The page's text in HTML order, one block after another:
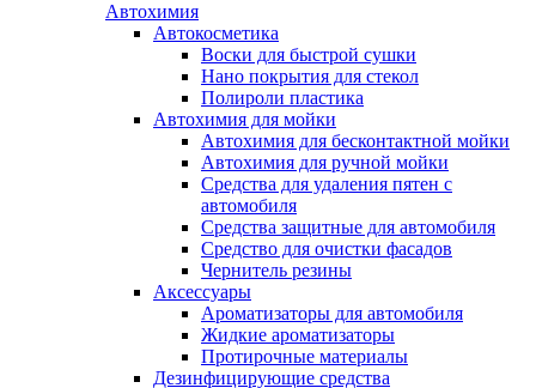
Автохимия
Автокосметика
Воски для быстрой сушки
Нано покрытия для стекол
Полироли пластика
Автохимия для мойки
Автохимия для бесконтактной мойки
Автохимия для ручной мойки
Средства для удаления пятен с
автомобиля
Средства защитные для автомобиля
Средство для очистки фасадов
Чернитель резины
Аксессуары
Ароматизаторы для автомобиля
Жидкие ароматизаторы
Протирочные материалы
Дезинфицирующие средства